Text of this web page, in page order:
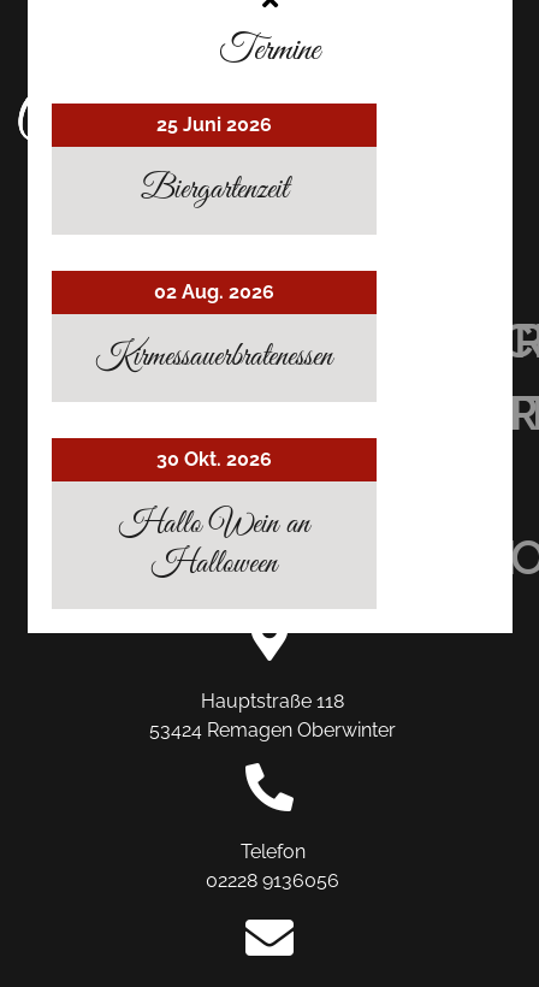
UHRMACHER’S
RESTAURANT
AUF
TRIPADVISOR
AUF
INSTAGRAM
AUF
Hauptstraße 118
53424 Remagen Oberwinter
Telefon
02228 9136056
Termine
25 Juni 2026
Biergartenzeit
02 Aug. 2026
Kirmessauerbratenessen
30 Okt. 2026
Hallo Wein an
Halloween